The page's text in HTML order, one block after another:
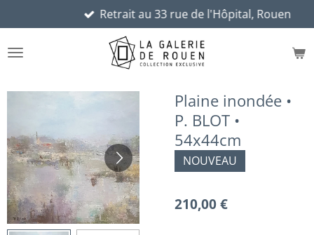
au
contenu
Retrait au 33 rue de l'Hôpital, Rouen
Plaine inondée •
P. BLOT •
54x44cm
NOUVEAU
210,00 €